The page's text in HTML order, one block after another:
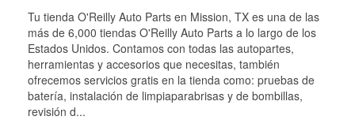
Tu tienda O'Reilly Auto Parts en Mission, TX es una de las
más de 6,000 tiendas O'Reilly Auto Parts a lo largo de los
Estados Unidos. Contamos con todas las autopartes,
herramientas y accesorios que necesitas, también
ofrecemos servicios gratis en la tienda como: pruebas de
batería, instalación de limpiaparabrisas y de bombillas,
revisión d...